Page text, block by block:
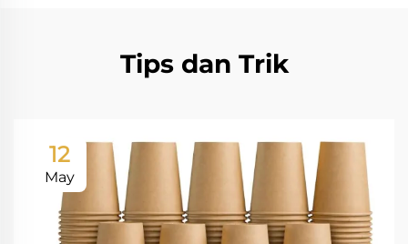
Tips dan Trik
12
May